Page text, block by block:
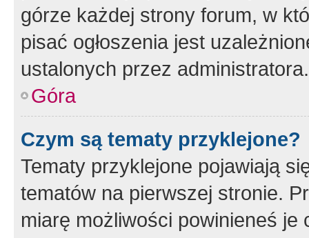
górze każdej strony forum, w
pisać ogłoszenia jest
ustalonych przez administratora.
Góra
Czym są tematy przyklejone?
Tematy przyklejone pojawiają
tematów na pierwszej stronie.
miarę możliwości powinieneś je